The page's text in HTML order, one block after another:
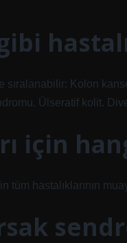
sıralanabilir: Kolon
Ülseratif kolit.
için
tüm hastalıklarının